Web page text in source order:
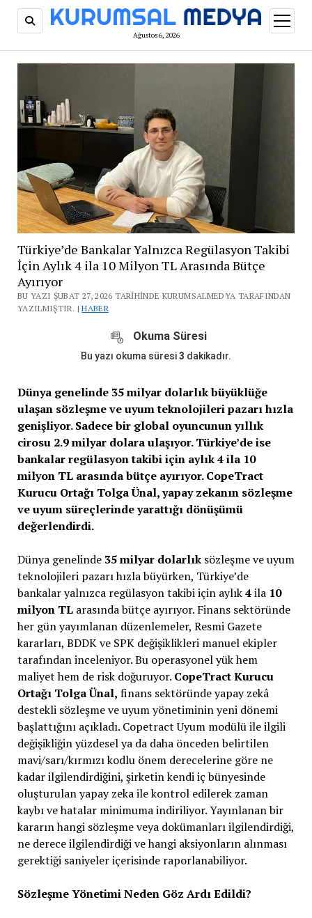
Ağustos 6, 2026
aç
Türkiye’de Bankalar Yalnızca Regülasyon Takibi
İçin Aylık 4 ila 10 Milyon TL Arasında Bütçe
Ayırıyor
BU YAZI ŞUBAT 27, 2026 TARIHINDE KURUMSALMEDYA TARAFINDAN
YAZILMIŞTIR. |HABER
Okuma Süresi
Bu yazı okuma süresi3 dakikadır.
Dünya genelinde 35 milyar dolarlık büyüklüğe
ulaşan sözleşme ve uyum teknolojileri pazarı hızla
genişliyor. Sadece bir global oyuncunun yıllık
cirosu 2.9 milyar dolara ulaşıyor. Türkiye’de ise
bankalar regülasyon takibi için aylık 4 ila 10
milyon TL arasında bütçe ayırıyor. CopeTract
Kurucu Ortağı Tolga Ünal, yapay zekanın sözleşme
ve uyum süreçlerinde yarattığı dönüşümü
değerlendirdi.
Dünya genelinde 35 milyar dolarlıksözleşme ve uyum
teknolojileri pazarı hızla büyürken, Türkiye’de
bankalar yalnızca regülasyon takibi için aylık4ila 10
milyon TLarasında bütçe ayırıyor. Finans sektöründe
her gün yayımlanan düzenlemeler, Resmi Gazete
kararları, BDDK ve SPK değişiklikleri manuel ekipler
tarafından inceleniyor. Bu operasyonel yük hem
maliyet hem de risk doğuruyor. CopeTract Kurucu
Ortağı Tolga Ünal, finans sektöründe yapay zekâ
destekli sözleşme ve uyum yönetiminin yeni dönemi
başlattığını açıkladı. Copetract Uyum modülü ile ilgili
değişikliğin yüzdesel ya da daha önceden belirtilen
mavi/sarı/kırmızı kodlu önem derecelerine göre ne
kadar ilgilendirdiğini, şirketin kendi iç bünyesinde
oluşturulan yapay zeka ile kontrol edilerek zaman
kaybı ve hatalar minimuma indiriliyor. Yayınlanan bir
kararın hangi sözleşme veya dokümanları ilgilendirdiği,
ne derece ilgilendirdiği ve hangi aksiyonların alınması
gerektiği saniyeler içerisinde raporlanabiliyor.
Sözleşme Yönetimi Neden Göz Ardı Edildi?